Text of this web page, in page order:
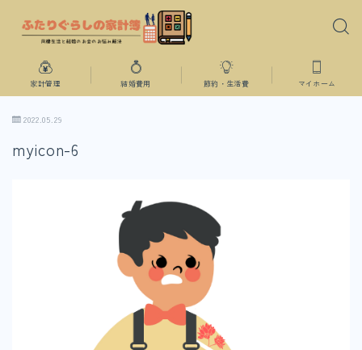
家計管理 結婚費用 節約・生活費 マイホーム
2022.05.29
myicon-6